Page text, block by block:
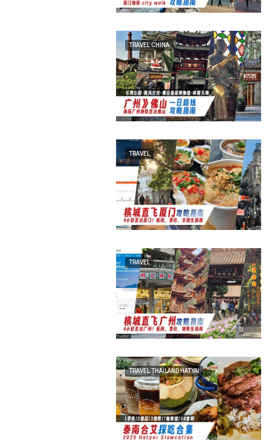
TRAVEL CHINA
TRAVEL
TRAVEL
TRAVEL THAILAND HATYAI